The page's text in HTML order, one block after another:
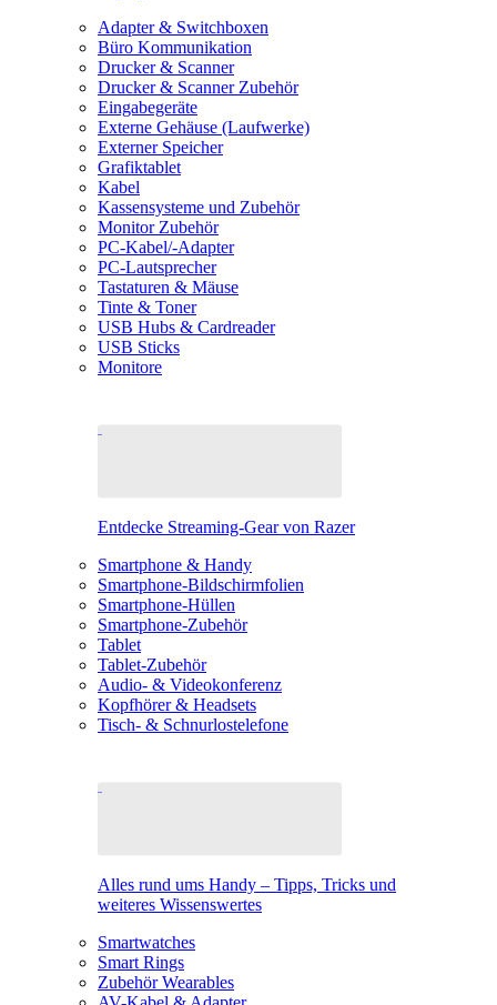
Adapter & Switchboxen
Büro Kommunikation
Drucker & Scanner
Drucker & Scanner Zubehör
Eingabegeräte
Externe Gehäuse (Laufwerke)
Externer Speicher
Grafiktablet
Kabel
Kassensysteme und Zubehör
Monitor Zubehör
PC-Kabel/-Adapter
PC-Lautsprecher
Tastaturen & Mäuse
Tinte & Toner
USB Hubs & Cardreader
USB Sticks
Monitore
Entdecke Streaming-Gear von Razer
Smartphone & Handy
Smartphone-Bildschirmfolien
Smartphone-Hüllen
Smartphone-Zubehör
Tablet
Tablet-Zubehör
Audio- & Videokonferenz
Kopfhörer & Headsets
Tisch- & Schnurlostelefone
Alles rund ums Handy – Tipps, Tricks und
weiteres Wissenswertes
Smartwatches
Smart Rings
Zubehör Wearables